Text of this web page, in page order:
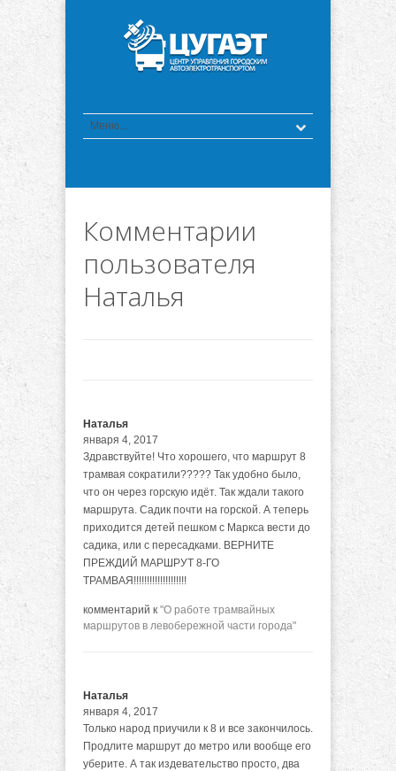
Комментарии
пользователя
Наталья
Наталья
января 4, 2017
Здравствуйте! Что хорошего, что маршрут 8
трамвая сократили????? Так удобно было,
что он через горскую идёт. Так ждали такого
маршрута. Садик почти на горской. А теперь
приходится детей пешком с Маркса вести до
садика, или с пересадками. ВЕРНИТЕ
ПРЕЖДИЙ МАРШРУТ 8-ГО
ТРАМВАЯ!!!!!!!!!!!!!!!!!!!!
комментарий к "О работе трамвайных
маршрутов в левобережной части города"
Наталья
января 4, 2017
Только народ приучили к 8 и все закончилось.
Продлите маршрут до метро или вообще его
уберите. А так издевательство просто, два